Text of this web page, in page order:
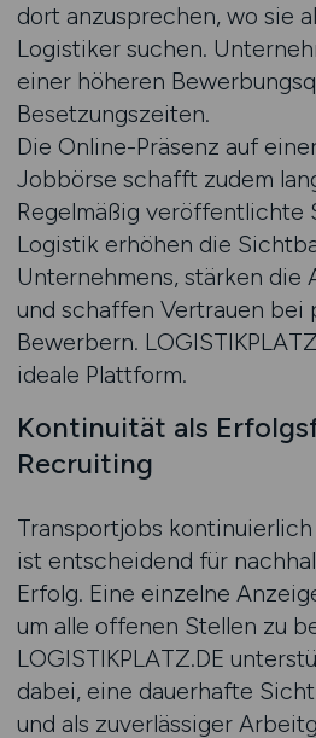
dort anzusprechen, wo sie
Logistiker suchen.
einer höheren
Besetzungszeiten.
Die Online-Präsenz auf
Jobbörse schafft zudem
Regelmäßig veröffentlichte
Logistik erhöhen die
Unternehmens, stärken die
und schaffen Vertrauen bei
Bewerbern.
ideale Plattform.
Kontinuität als
Recruiting
Transportjobs
ist entscheidend für
Erfolg. Eine einzelne
um alle offenen Stellen zu
LOGISTIKPLATZ.DE
dabei, eine dauerhafte
und als zuverlässiger